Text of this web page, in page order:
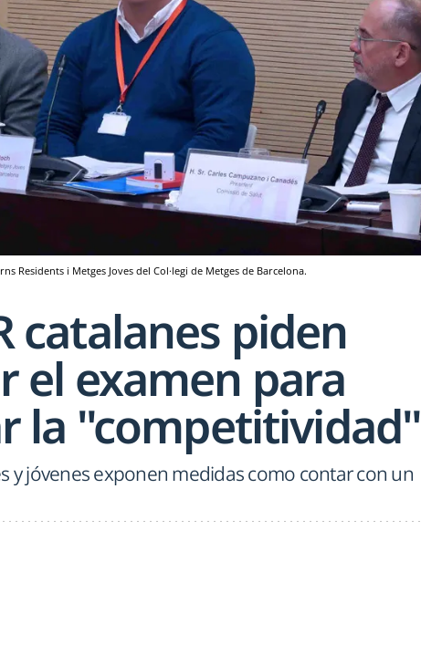
Residents i Metges Joves del Col·legi de Metges de Barcelona.
catalanes piden
el examen para
la "competitividad"
y jóvenes exponen medidas como contar con un